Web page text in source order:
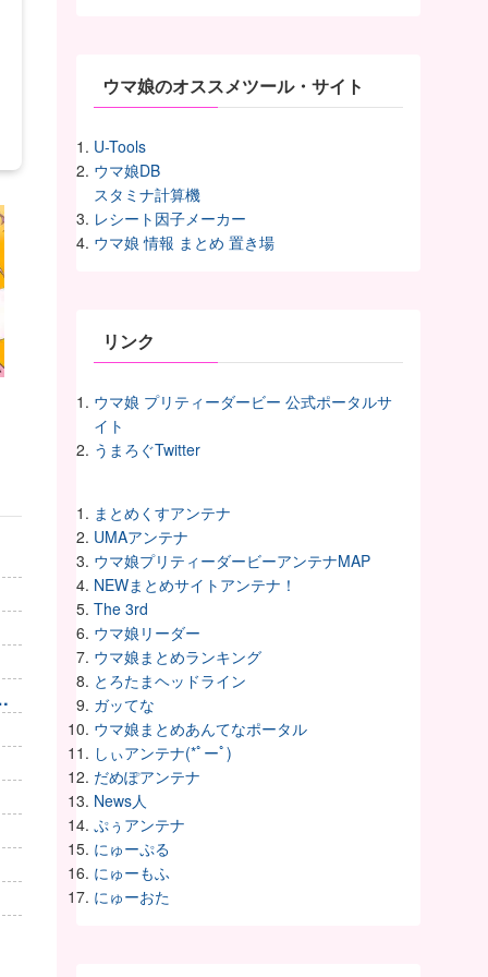
ウマ娘のオススメツール・サイト
U-Tools
ウマ娘DB
スタミナ計算機
レシート因子メーカー
ウマ娘 情報 まとめ 置き場
リンク
ウマ娘 プリティーダービー 公式ポータルサ
イト
うまろぐTwitter
まとめくすアンテナ
UMAアンテナ
ウマ娘プリティーダービーアンテナMAP
NEWまとめサイトアンテナ！
The 3rd
ウマ娘リーダー
ウマ娘まとめランキング
とろたまヘッドライン
ガッてな
ウマ娘まとめあんてなポータル
しぃアンテナ(*ﾟーﾟ)
だめぽアンテナ
News人
ぷぅアンテナ
にゅーぷる
にゅーもふ
にゅーおた